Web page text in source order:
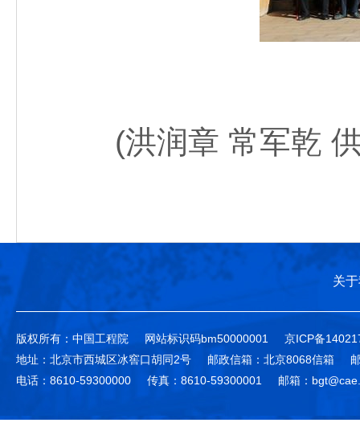
(洪润章 常军乾
关
版权所有：中国工程院 网站标识码bm50000001
京ICP备
地址：北京市西城区冰窖口胡同2号
邮政信箱：北京8068信箱
电话：8610-59300000
传真：8610-59300001 邮箱：